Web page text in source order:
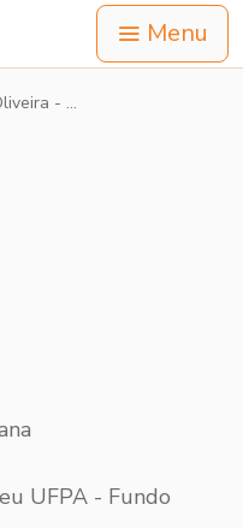
Menu
- …
UFPA - Fundo